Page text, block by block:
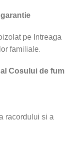
pe Intreaga
familiale.
Cosului de fum
racordului si a